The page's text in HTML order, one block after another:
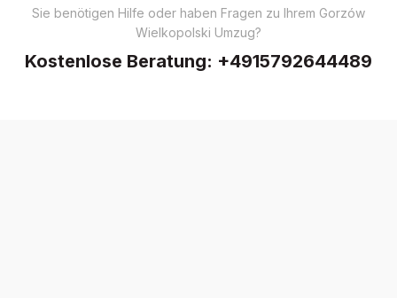
Sie benötigen Hilfe oder haben Fragen zu Ihrem Gorzów
Wielkopolski Umzug?
Kostenlose Beratung: +4915792644489